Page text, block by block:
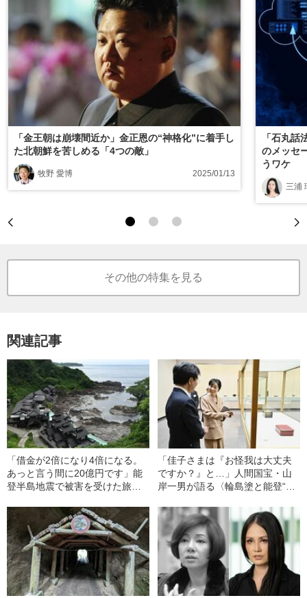
「金王朝は崩壊間近か」金正恩の“神格化”に着手し
た北朝鮮を苦しめる「4つの敵」
牧野 愛博 2025/01/13
「石丸
のメッセ
うワケ
三浦
その他の特集を見る
関連記事
「借金が2倍になり4倍になる。
あっと言う間に20億円です」能
登半島地震で被害を受けた旅館
半の社員を解雇》
「佳子さまは『お怪我は大丈夫
ですか？』と…」人間国宝・山
岸一男が語る〈輪島塗と能登“二